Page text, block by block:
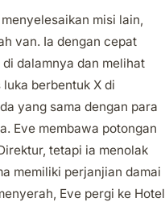
misi lain,
van. Ia dengan cepat
dalamnya dan melihat
berbentuk X di
yang sama dengan para
Eve membawa potongan
tetapi ia menolak
memiliki perjanjian damai
Eve pergi ke Hotel